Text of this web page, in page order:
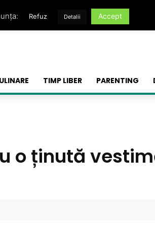
TIMP LIBER PARENTING
o ținută
Refuz Detalii Accept